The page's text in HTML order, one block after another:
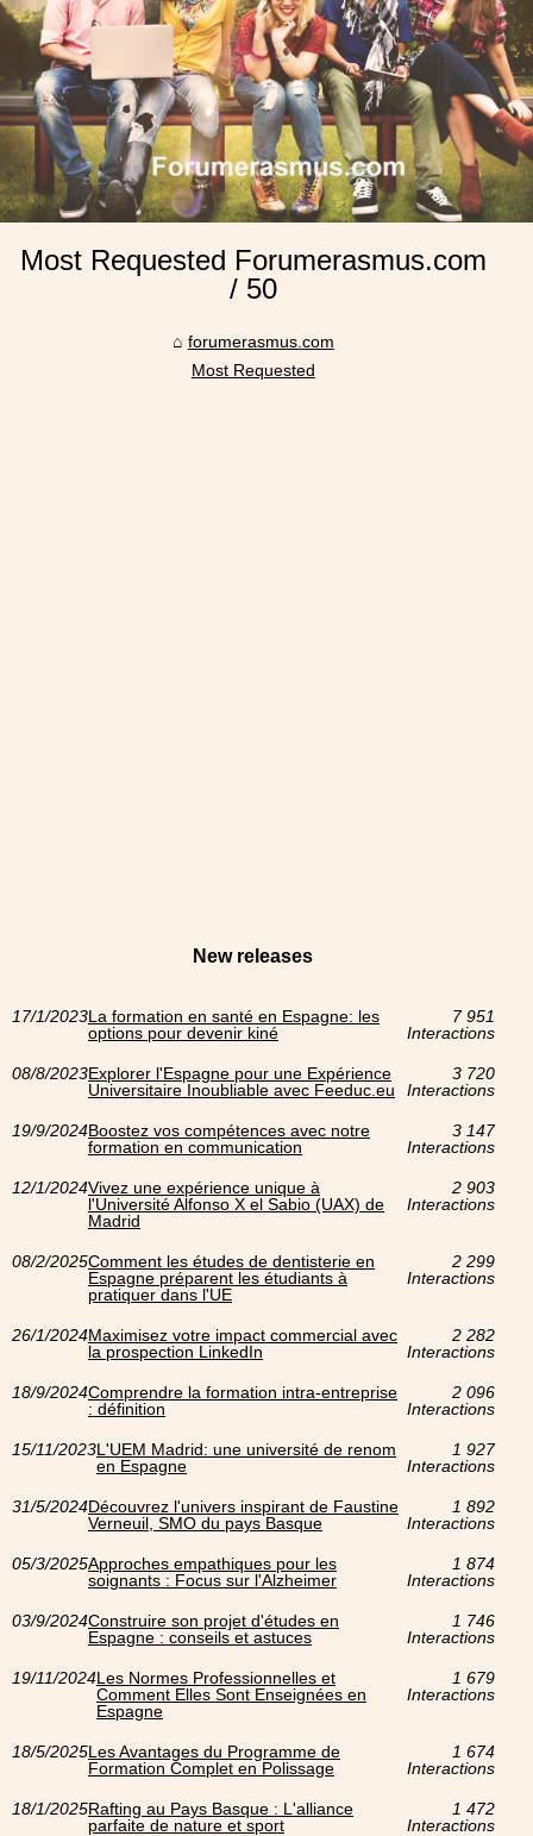
Most Requested Forumerasmus.com
/ 50
forumerasmus.com
Most Requested
New releases
17/1/2023La formation en santé en Espagne: les
options pour devenir kiné
7 951
Interactions
08/8/2023Explorer l'Espagne pour une Expérience
Universitaire Inoubliable avec Feeduc.eu
3 720
Interactions
19/9/2024Boostez vos compétences avec notre
formation en communication
3 147
Interactions
12/1/2024Vivez une expérience unique à
l'Université Alfonso X el Sabio (UAX) de
Madrid
2 903
Interactions
08/2/2025Comment les études de dentisterie en
Espagne préparent les étudiants à
pratiquer dans l'UE
2 299
Interactions
26/1/2024Maximisez votre impact commercial avec
la prospection LinkedIn
2 282
Interactions
18/9/2024Comprendre la formation intra-entreprise
: définition
2 096
Interactions
15/11/2023L'UEM Madrid: une université de renom
en Espagne
1 927
Interactions
31/5/2024Découvrez l'univers inspirant de Faustine
Verneuil, SMO du pays Basque
1 892
Interactions
05/3/2025Approches empathiques pour les
soignants : Focus sur l'Alzheimer
1 874
Interactions
03/9/2024Construire son projet d'études en
Espagne : conseils et astuces
1 746
Interactions
19/11/2024Les Normes Professionnelles et
Comment Elles Sont Enseignées en
Espagne
1 679
Interactions
18/5/2025Les Avantages du Programme de
Formation Complet en Polissage
1 674
Interactions
18/1/2025Rafting au Pays Basque : L'alliance
parfaite de nature et sport
1 472
Interactions